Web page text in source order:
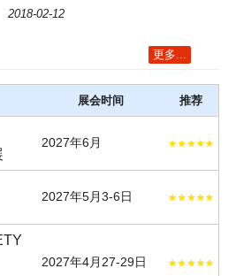
2018-02-12
更多...
展会时间 推荐
2027年6月
2027年5月3-6日
2027年4月27-29日